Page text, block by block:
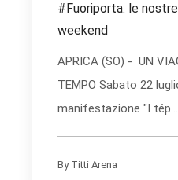
#Fuoriporta: le
weekend
APRICA (SO) - UN
TEMPO Sabato 22
manifestazione "I tép...
By Titti Arena